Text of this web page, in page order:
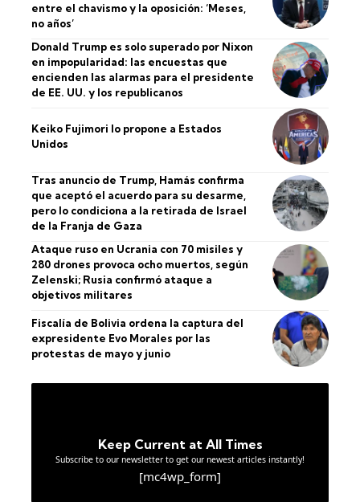
entre el chavismo y la oposición: ‘Meses,
no años’
Donald Trump es solo superado por Nixon
en impopularidad: las encuestas que
encienden las alarmas para el presidente
de EE. UU. y los republicanos
Keiko Fujimori lo propone a Estados
Unidos
Tras anuncio de Trump, Hamás confirma
que aceptó el acuerdo para su desarme,
pero lo condiciona a la retirada de Israel
de la Franja de Gaza
Ataque ruso en Ucrania con 70 misiles y
280 drones provoca ocho muertos, según
Zelenski; Rusia confirmó ataque a
objetivos militares
Fiscalía de Bolivia ordena la captura del
expresidente Evo Morales por las
protestas de mayo y junio
Keep Current at All Times
Subscribe to our newsletter to get our newest articles instantly!
[mc4wp_form]